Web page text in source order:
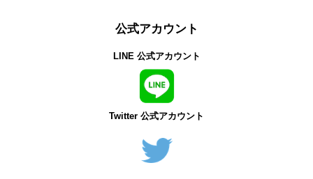
公式アカウント
LINE 公式アカウント
Twitter 公式アカウント